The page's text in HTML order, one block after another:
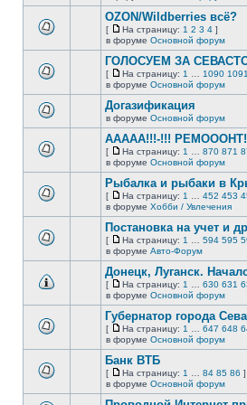
сообщений.
этой
непрочитанных
сообщений.
страницу
этой
непрочитанных
сообщений.
OZON/Wildberries всё?
[
На
страницу
На страницу: 1 2 3 4 ]
в форуме Основной форум
этой
непрочитанных
сообщений.
ГОЛОСУЕМ ЗА
[
На
страницу
На страницу: 1 1090 1091
в форуме Основной форум
непрочитанных
сообщений.
Догазификация
в форуме Основной форум
этой
непрочитанных
сообщений.
ААААА!!!-!!!
[
На
страницу
На страницу: 1 870 871
в форуме Основной форум
этой
непрочитанных
сообщений.
Рыбалка и рыбаки в
[
На
страницу
На страницу: 1 452 453
в форуме Хобби / Увлечения
этой
непрочитанных
сообщений.
Постановка на учет и
[
На
страницу
На страницу: 1 594 595
в форуме Авто-Форум
этой
непрочитанных
сообщений.
Донецк, Луганск.
[
На
страницу
На страницу: 1 630 631
в форуме Основной форум
этой
непрочитанных
сообщений.
Губернатор города
[
На
страницу
На страницу: 1 647 648
в форуме Основной форум
этой
Банк ВТБ
[
На
страницу
На страницу: 1 84 85 86 ]
в форуме Основной форум